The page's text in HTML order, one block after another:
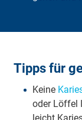
Tipps für
Kei­ne
oder Löffel